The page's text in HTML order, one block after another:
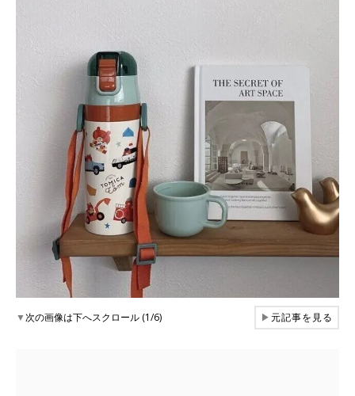
▼次の画像は下へスクロール (1/6) ▶元記事を見る